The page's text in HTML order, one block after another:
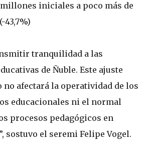
millones iniciales a poco más de
43,7%)
tranquilidad a las
de Ñuble. Este ajuste
afectará la operatividad de los
educacionales ni el normal
procesos pedagógicos en
sostuvo el seremi Felipe Vogel.